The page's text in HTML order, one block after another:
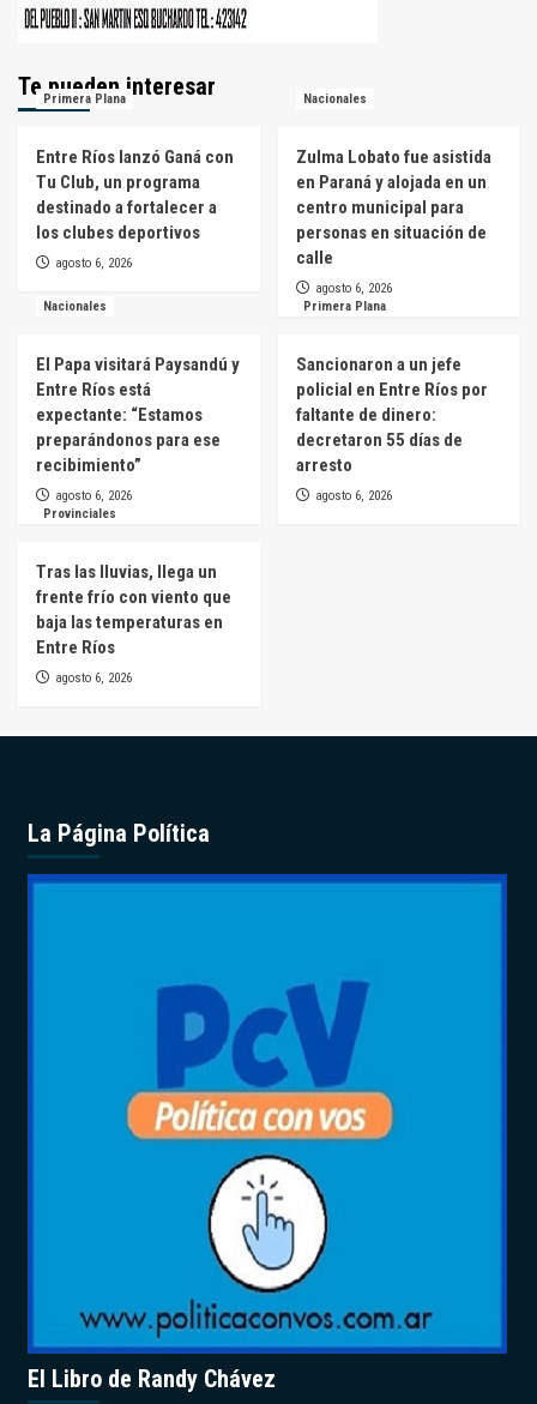
Te pueden interesar
Primera Plana
Entre Ríos lanzó Ganá con
Tu Club, un programa
destinado a fortalecer a
los clubes deportivos
agosto 6, 2026
Nacionales
Zulma Lobato fue asistida
en Paraná y alojada en un
centro municipal para
personas en situación de
calle
agosto 6, 2026
Nacionales
El Papa visitará Paysandú y
Entre Ríos está
expectante: “Estamos
preparándonos para ese
recibimiento”
agosto 6, 2026
Primera Plana
Sancionaron a un jefe
policial en Entre Ríos por
faltante de dinero:
decretaron 55 días de
arresto
agosto 6, 2026
Provinciales
Tras las lluvias, llega un
frente frío con viento que
baja las temperaturas en
Entre Ríos
agosto 6, 2026
La Página Política
El Libro de Randy Chávez